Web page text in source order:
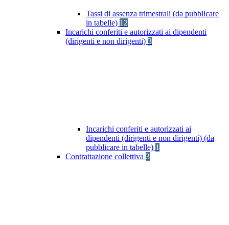
Tassi di assenza trimestrali (da pubblicare
in tabelle) 12
Incarichi conferiti e autorizzati ai dipendenti
(dirigenti e non dirigenti) 3
Incarichi conferiti e autorizzati ai
dipendenti (dirigenti e non dirigenti) (da
pubblicare in tabelle) 1
Contrattazione collettiva 3